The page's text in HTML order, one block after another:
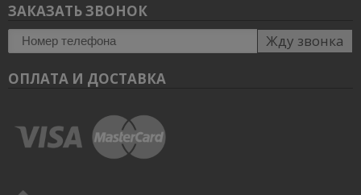
ЗАКАЗАТЬ ЗВОНОК
Жду звонка
ОПЛАТА И ДОСТАВКА